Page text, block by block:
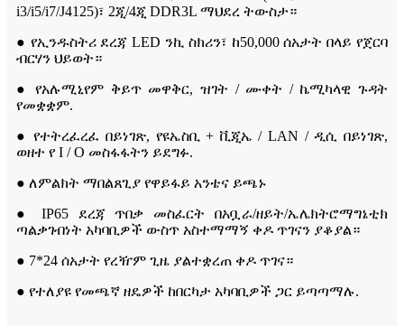
i3/i5/i7/J4125)፣ 2ጂ/4ጂ DDR3L ማህደረ ትውስታ።
● የኢንዱስትሪ ደረጃ LED ንኪ ስክሪን፣ ከ50,000 ሰአታት በላይ የጀርባ
ብርሃን ህይወት።
● የአሉሚኒየም ቅይጥ መዋቅር, ዝገት / ሙቀት / ኬሚካላዊ ጉዳት
የመቋቋም.
● የተትረፈረፈ በይነገጽ, የዩኤስቢ + ቪጂኤ / LAN / ዲሲ በይነገጽ,
ወዘተ የ I / O መስፋፋትን ይደግፉ.
● ለምልክት ማበልጸጊያ የዋይፋይ አንቴና ይጫኑ
● IP65 ደረጃ ጥበቃ መስፈርት በአቧራ/ዘይት/ኤሌክትሮማግኔቲክ
ጣልቃገብነት አካባቢዎች ውስጥ አስተማማኝ ቀዶ ጥገናን ያቆያል።
● 7*24 ሰአታት የረዥም ጊዜ ያልተቋረጠ ቀዶ ጥገና።
● የተለያዩ የመጫኛ ዘዴዎች ከበርካታ አካባቢዎች ጋር ይጣጣማሉ.